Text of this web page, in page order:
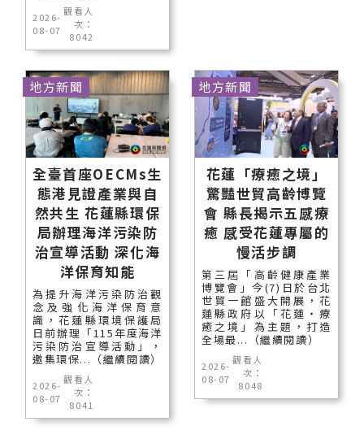
2026-
08-07
觀看人
次：
8042
全臺首座OECMs生
態港見證產業與自
然共生 花蓮縣環保
局辦理海洋污染防
治宣導活動 深化海
洋保育知能
為提升海洋污染防治觀
念及強化海洋保育意
識，花蓮縣環境保護局
日前辦理「115年度海洋
污染防治宣導活動」，
邀集環保...（繼續閱讀）
2026-
08-07
觀看人
次：
8041
地方新聞
花蓮「療癒之境」
驚豔世貿高齡博覽
會 縣長揭示五感療
癒 感受花蓮專屬的
慢活步調
第三屆「高齡健康產業
博覽會」今(7)日於台北
世貿一館盛大開展，花
蓮縣政府以「花蓮‧療
癒之境」為主題，打造
全場最...（繼續閱讀）
2026-
08-07
觀看人
次：
8048
地方新聞